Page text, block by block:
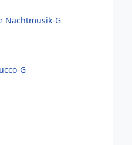
Nachtmusik-G
G